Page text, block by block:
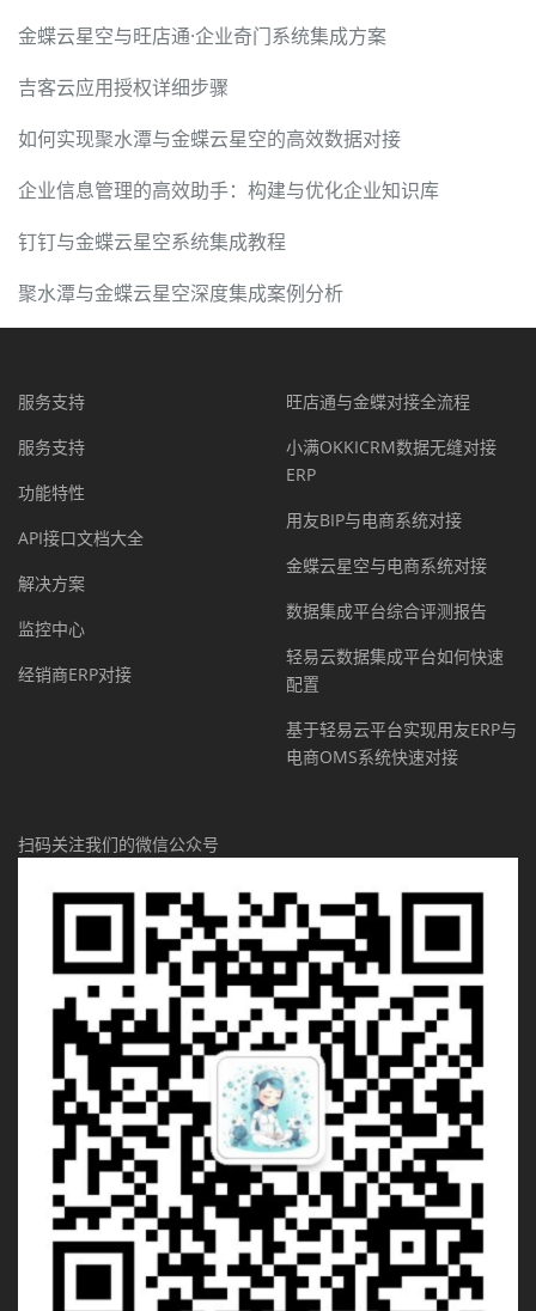
金蝶云星空与旺店通·企业奇门系统集成方案
吉客云应用授权详细步骤
如何实现聚水潭与金蝶云星空的高效数据对接
企业信息管理的高效助手：构建与优化企业知识库
钉钉与金蝶云星空系统集成教程
聚水潭与金蝶云星空深度集成案例分析
服务支持
服务支持
功能特性
API接口文档大全
解决方案
监控中心
经销商ERP对接
旺店通与金蝶对接全流程
小满OKKICRM数据无缝对接
ERP
用友BIP与电商系统对接
金蝶云星空与电商系统对接
数据集成平台综合评测报告
轻易云数据集成平台如何快速
配置
基于轻易云平台实现用友ERP与
电商OMS系统快速对接
扫码关注我们的微信公众号